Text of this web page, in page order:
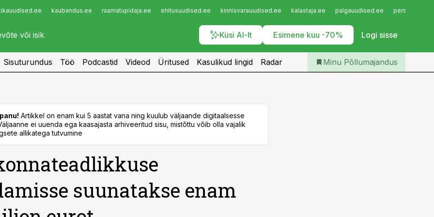
kaubandus.ee raamatupidaja.ee ehitusuudised.ee kinnisvarauudised.ee kalastaja.ee palgauudised.ee
Küsi AI-lt Esimene kuu -70% Logi sisse
Infopank
Iseteenindus
Telli Põllumajandus
Sisuturundus Töö Podcastid Videod Üritused Kasulikud lingid Radar Minu Põllumajandus
Artikkel on enam kui 5 aastat vana ning kuulub väljaande digitaalsesse
ei uuenda ega kaasajasta arhiveeritud sisu, mistõttu võib olla vajalik
allikatega tutvumine
suunatakse enam